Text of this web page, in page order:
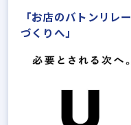
「お店のバトンリレ
づくりへ」